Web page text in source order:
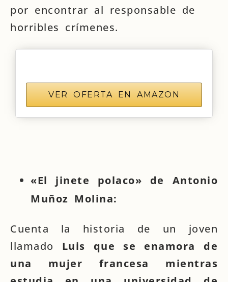
por encontrar al responsable de
horribles crímenes.
VER OFERTA EN AMAZON
«El jinete polaco» de Antonio
Muñoz Molina:
Cuenta la historia de un joven
llamado Luis que se enamora de
una mujer francesa mientras